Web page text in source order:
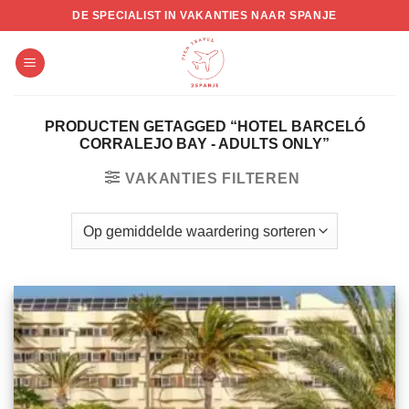
to
content
DE SPECIALIST IN VAKANTIES NAAR SPANJE
PRODUCTEN GETAGGED “HOTEL BARCELÓ
CORRALEJO BAY - ADULTS ONLY”
VAKANTIES FILTEREN